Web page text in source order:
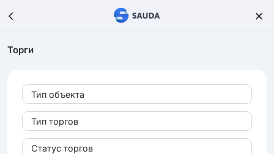
Торги
Тип объекта
Тип торгов
Статус торгов